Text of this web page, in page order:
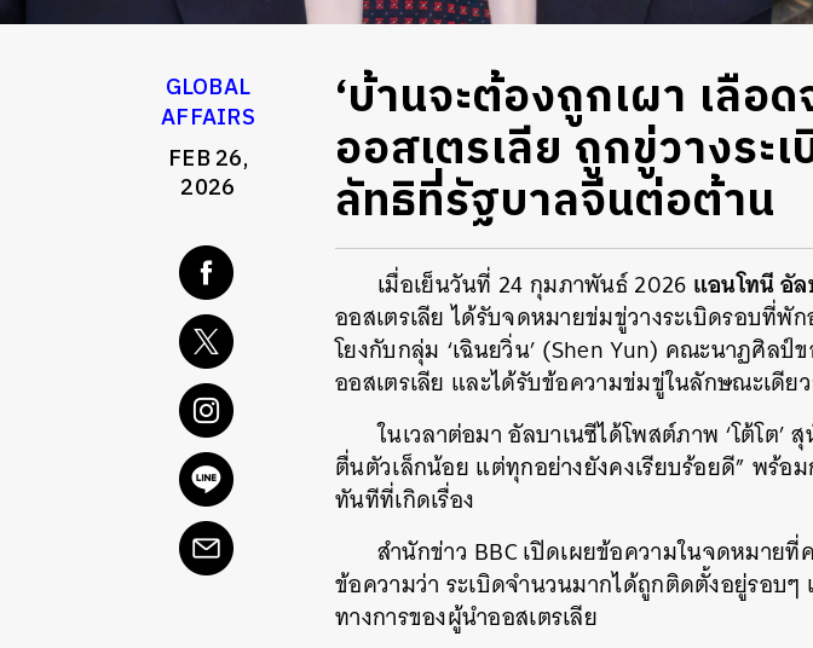
GLOBAL
AFFAIRS
FEB 26,
2026
‘บ้านจะต้องถูกเผา เลือ
ออสเตรเลีย ถูกขู่วางระ
ลัทธิที่รัฐบาลจีนต่อต้าน
เมื่อเย็นวันที่ 24 กุมภาพันธ์ 2026 แอนโทนี อั
ออสเตรเลีย ได้รับจดหมายข่มขู่วางระเบิดรอบที่
โยงกับกลุ่ม ‘เฉินยวิ่น’ (Shen Yun) คณะนาฏศิล
ออสเตรเลีย และได้รับข้อความข่มขู่ในลักษณะเดีย
ในเวลาต่อมา อัลบาเนซีได้โพสต์ภาพ ‘โต้โต’
ตื่นตัวเล็กน้อย แต่ทุกอย่างยังคงเรียบร้อยดี” พร้อ
ทันทีที่เกิดเรื่อง
สำนักข่าว BBC เปิดเผยข้อความในจดหมาย
ข้อความว่า ระเบิดจำนวนมากได้ถูกติดตั้งอยู่รอบ
ทางการของผู้นำออสเตรเลีย